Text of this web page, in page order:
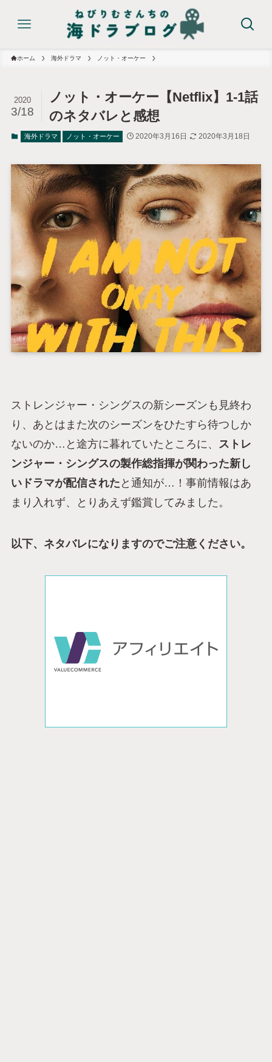
ホーム 海外ドラマ ノット・オーケー
ノット・オーケー【Netflix】1-1話
のネタバレと感想
2020
3/18
海外ドラマ ノット・オーケー 2020年3月16日 2020年3月18日
ストレンジャー・シングスの新シーズンも見終わ
り、あとはまた次のシーズンをひたすら待つしか
ないのか…と途方に暮れていたところに、 ストレ
ンジャー・シングスの製作総指揮が関わった新し
いドラマが配信された と通知が…！事前情報はあ
まり入れず、とりあえず鑑賞してみました。
以下、ネタバレになりますのでご注意ください。